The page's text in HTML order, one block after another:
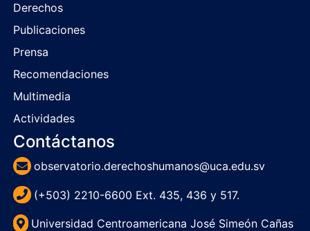
Derechos
Publicaciones
Prensa
Recomendaciones
Multimedia
Actividades
Contáctanos
observatorio.derechoshumanos@uca.edu.sv
(+503) 2210-6600 Ext. 435, 436 y 517.
Universidad Centroamericana José Simeón Cañas